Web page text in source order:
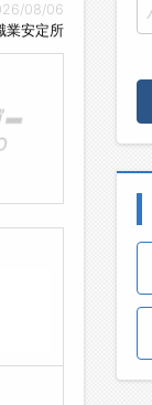
08/06
業安定所